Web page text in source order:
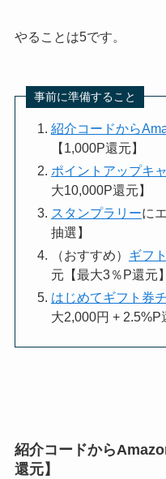
やることは5です。
事前に準備すること
紹介コードから
【1,000P還元】
ポイントアップキ
大10,000P還元】
スタンプラリーに
抽選】
（おすすめ） ギフ
元【最大3％P還元】
はじめてギフト券
大2,000円 + 2.5%P
紹介コードから
還元】